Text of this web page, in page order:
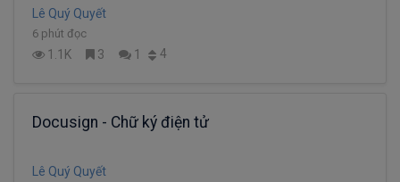
Lê Quý Quyết
6 phút đọc
1.1K 3 1 4
Docusign - Chữ ký điện tử
Lê Quý Quyết